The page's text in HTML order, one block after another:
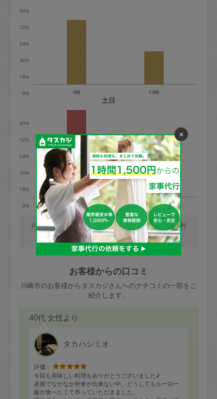
※キャンセル料金の設定について：
定期依頼1回（3時間）の金額とスポット
相当で料金設定されています。
0%
18%
36%
54%
72%
90%
9時 13時
土日
0%
18%
36%
54%
72%
90%
9時 13時
川崎市では、土日9時の利用が最も多く、土日13時の利
用が少ないです。(2026/08/09 時点での更新)
お客様からの口コミ
川崎市のお客様からタスカジさんへのクチコミの一部をご
紹介します。
40代 女性より
タカハシミオ.
評価：
今回も美味しい料理をありがとうございました♪
産後でなかなか外食が出来ない中、どうしてもルーロー
飯が食べたくて作っていただきました。
×